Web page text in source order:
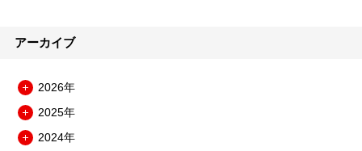
アーカイブ
2026年
ニ
ュ
2025年
ニ 2024年